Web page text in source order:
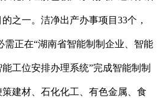
之一。洁净出产办事项目33个，
需正在“湖南省智能制制企业、智能
工位安排办理系统”完成智能制制
建材、石化化工、有色金属、食